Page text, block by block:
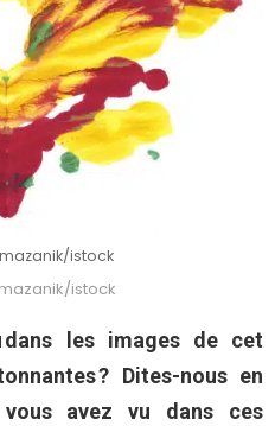
istock
istock
dans les images de cet
? Dites-nous en
avez vu dans ces